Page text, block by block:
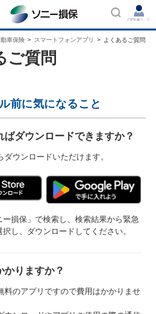
ソニー損保
車保険 スマートフォンアプリ よくあるご質問
ご質問
前に気になること
ばダウンロードできますか？
ダウンロードいただけます。
ー損保」で検索し、検索結果から緊急
し、ダウンロードしてください。
かりますか？
料のアプリですので費用はかかりませ